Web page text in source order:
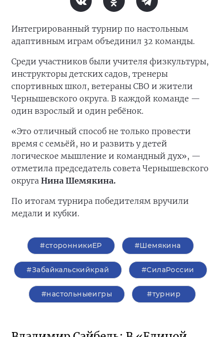
Интегрированный турнир по настольным
адаптивным играм объединил 32 команды.
Среди участников были учителя физкультуры,
инструкторы детских садов, тренеры
спортивных школ, ветераны СВО и жители
Чернышевского округа. В каждой команде —
один взрослый и один ребёнок.
«Это отличный способ не только провести
время с семьёй, но и развить у детей
логическое мышление и командный дух», —
отметила председатель совета Чернышевского
округа Нина Шемякина.
По итогам турнира победителям вручили
медали и кубки.
#сторонникиЕР #Шемякина
#Забайкальскийкрай #СилаРоссии
#настольныеигры #турнир